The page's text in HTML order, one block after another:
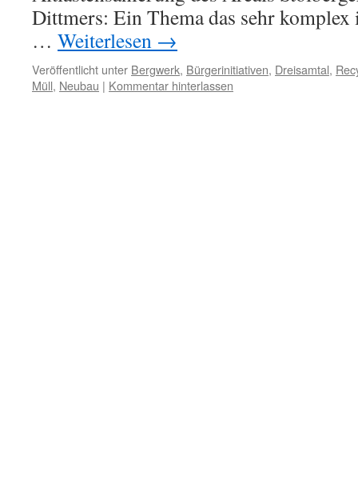
Dittmers: Ein Thema das sehr komplex
… Weiterlesen →
Veröffentlicht unter Bergwerk, Bürgerinitiativen, Dreisamtal,
Müll, Neubau | Kommentar hinterlassen